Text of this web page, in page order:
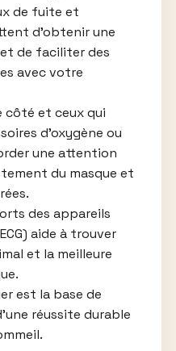
de fuite et
d’obtenir une
de faciliter des
avec votre
côté et ceux qui
d’oxygène ou
une attention
du masque et
des appareils
ECG) aide à trouver
et la meilleure
est la base de
réussite durable